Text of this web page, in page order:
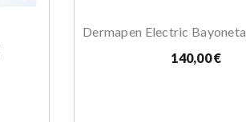
Dermapen Electric Bayoneta
140,00 €